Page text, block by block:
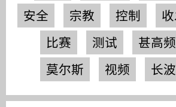
安全
宗教 控制
比赛
测试 甚高频
莫尔斯
视频 长波